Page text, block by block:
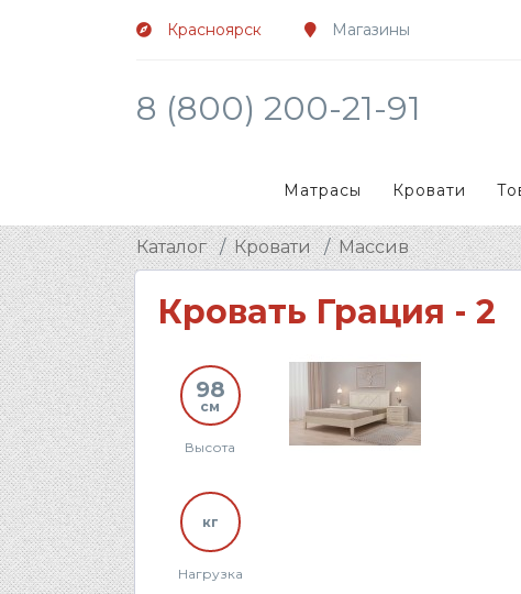
Красноярск Магазины
8 (800) 200-21-91
Матрасы Кровати
Каталог Кровати Массив
Кровать Грация - 2
98
см
Высота
кг
Нагрузка